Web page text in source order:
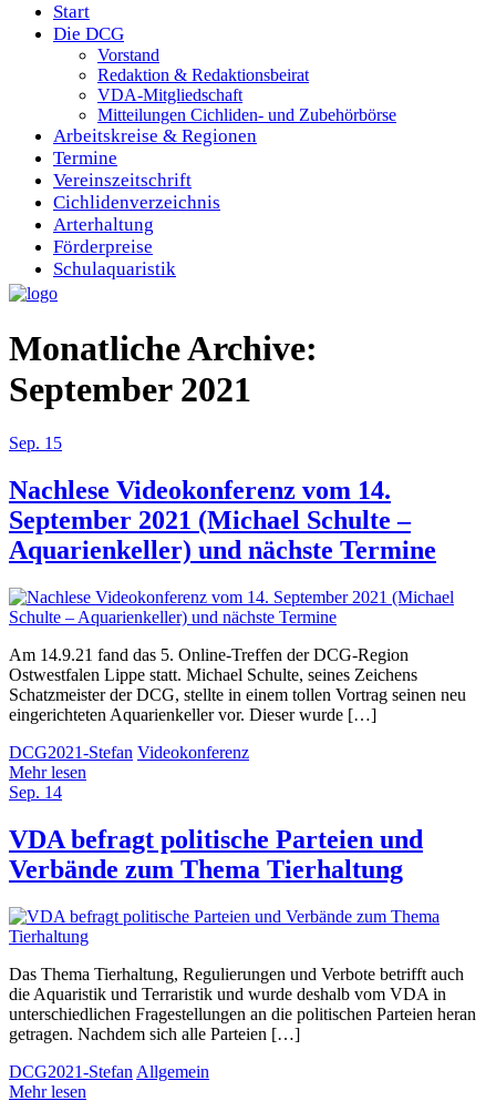
Start
Die DCG
Vorstand
Redaktion & Redaktionsbeirat
VDA-Mitgliedschaft
Mitteilungen Cichliden- und Zubehörbörse
Arbeitskreise & Regionen
Termine
Vereinszeitschrift
Cichlidenverzeichnis
Arterhaltung
Förderpreise
Schulaquaristik
Monatliche Archive:
September 2021
Sep. 15
Nachlese Videokonferenz vom 14.
September 2021 (Michael Schulte –
Aquarienkeller) und nächste Termine
Am 14.9.21 fand das 5. Online-Treffen der DCG-Region
Ostwestfalen Lippe statt. Michael Schulte, seines Zeichens
Schatzmeister der DCG, stellte in einem tollen Vortrag seinen neu
eingerichteten Aquarienkeller vor. Dieser wurde […]
DCG2021-Stefan Videokonferenz
Mehr lesen
Sep. 14
VDA befragt politische Parteien und
Verbände zum Thema Tierhaltung
Das Thema Tierhaltung, Regulierungen und Verbote betrifft auch
die Aquaristik und Terraristik und wurde deshalb vom VDA in
unterschiedlichen Fragestellungen an die politischen Parteien heran
getragen. Nachdem sich alle Parteien […]
DCG2021-Stefan Allgemein
Mehr lesen